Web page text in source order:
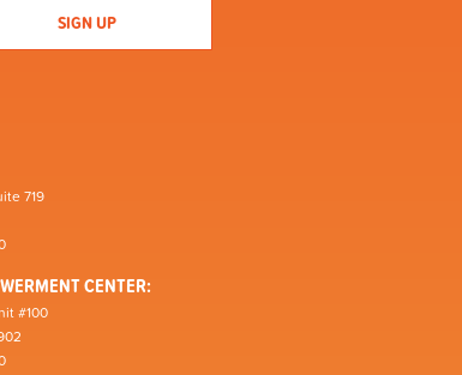
719
CENTER:
#100